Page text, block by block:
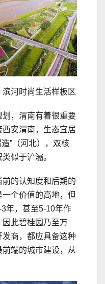
河时尚生活样板区
，渭南有着很重要
安渭南，生态宜居
”（河北），双核
似于浐灞。
的认知度和后期的
个价值的高地，但
年，甚至5-10年作
此碧桂园乃至万
商，都应具备这种
端的城市建设，从